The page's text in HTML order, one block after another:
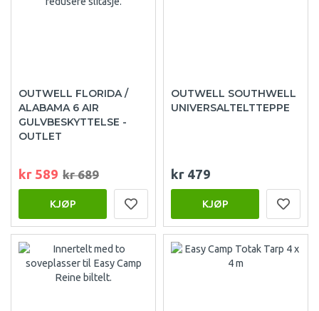
OUTWELL FLORIDA /
ALABAMA 6 AIR
GULVBESKYTTELSE -
OUTLET
kr 589 kr 689
KJØP
OUTWELL SOUTHWELL
UNIVERSALTELTTEPPE
kr 479
KJØP